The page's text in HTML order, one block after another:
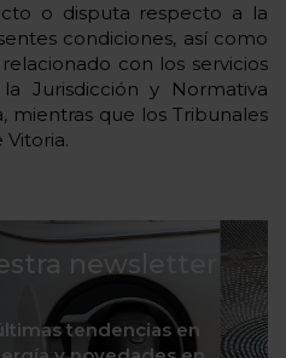
o disputa respecto a la
condiciones, así como
con los servicios
Jurisdicción y Normativa
mientras que los Tribunales
newsletter
tendencias en